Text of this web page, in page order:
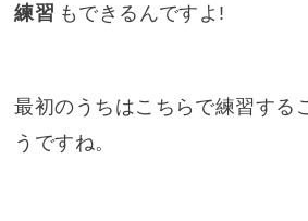
練習 もできるんですよ!
最初のうちはこちらで練習する
うですね。